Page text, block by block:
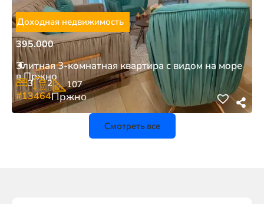
395.000
€
Элитная 3-комнатная квартира с видом на море
в Пржно
3 2 107
#13464Пржно
Доходная недвижимость
Смотреть все